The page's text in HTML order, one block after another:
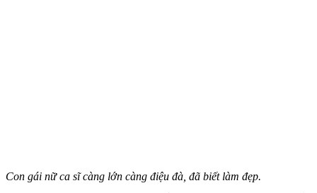
Con gái nữ ca sĩ càng lớn càng điệu đà, đã biết làm đẹp.